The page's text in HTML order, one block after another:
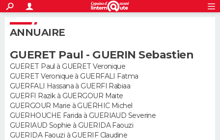
ACTUALITÉS
Politique
Société
Faits Divers
Education
Monde
Villes
+
SPORT
Coupe du monde 2026
Football
Tennis
Cyclisme
Rugby
Forum
CULTURE
Programme TV
TNTStreaming
Cinéma
Sorties cinéma
Musique
+
FINANCE
Retraite
Impôts
Epargne
Immobilier
Risques naturels par ville
Banque
Assurance
Crédit
AUTO
Essais
Réserver un essai
Citadines
Berlines
SUV
Forum auto
+
HIGH-TECH
S'inscrire
Connexion
ANNUAIRE
GUERET Paul - GUERIN Sebastien
GUERET Paul à GUERET Veronique
GUERET Veronique à GUERFALI Fatma
GUERFALI Hassana à GUERFI Rabiaa
GUERFI Razik à GUERGOUR Maite
GUERGOUR Marie à GUERHIC Michel
GUERHOUCHE Farida à GUERIAUD Severine
GUERIAUD Sophie à GUERIDA Faouzi
GUERIDA Faouzi à GUERIF Claudine